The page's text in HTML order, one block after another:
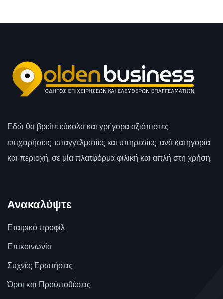
Εδώ θα βρείτε εύκολα και γρήγορα αξιόπιστες
επιχειρήσεις, επαγγελματίες και υπηρεσίες, ανά κατηγορία
και περιοχή, σε μία πλατφόρμα φιλική και απλή στη χρήση.
Ανακαλύψτε
Εταιρικό προφίλ
Επικοινωνία
Συχνές Ερωτήσεις
Όροι και Προϋποθέσεις